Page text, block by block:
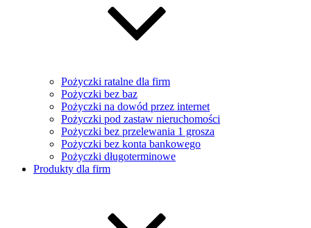
Pożyczki ratalne dla firm
Pożyczki bez baz
Pożyczki na dowód przez internet
Pożyczki pod zastaw nieruchomości
Pożyczki bez przelewania 1 grosza
Pożyczki bez konta bankowego
Pożyczki długoterminowe
Produkty dla firm